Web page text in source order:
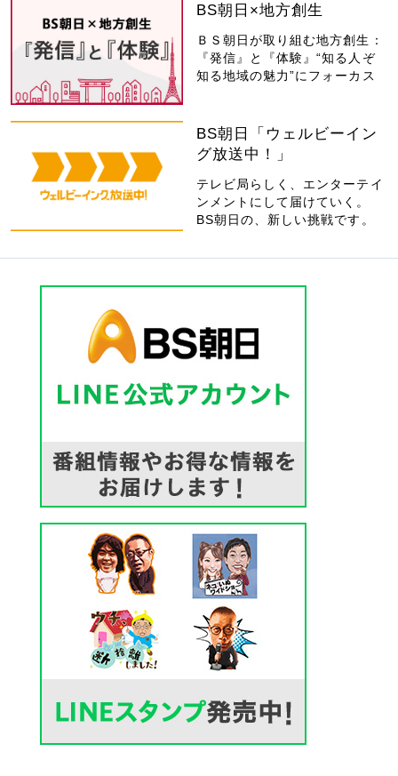
BS朝日×地方創生
ＢＳ朝日が取り組む地方創生：
『発信』と『体験』“知る人ぞ
知る地域の魅力”にフォーカス
BS朝日「ウェルビーイン
グ放送中！」
テレビ局らしく、エンターテイ
ンメントにして届けていく。
BS朝日の、新しい挑戦です。